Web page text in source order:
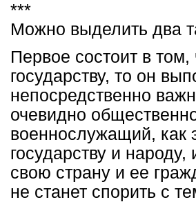
***
Можно выделить два
Первое состоит в
государству, то он
непосредственно
очевидно
военнослужащий, как
государству и
свою страну и ее
не станет спорить с